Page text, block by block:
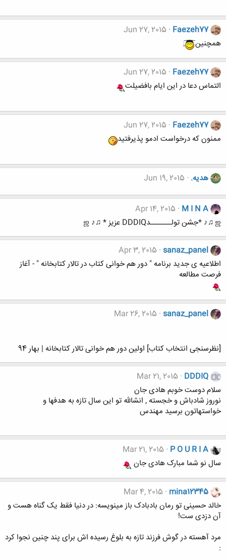
Faezeh77
Jun 27, 2015
همچنین
Faezeh77
Jun 27, 2015
التماس دعا در این ایام بافضیلت
Faezeh77
Jun 27, 2015
ممنون که درخواست ادمو پذیرفتید
هدیه. Jun 19, 2015
M I N A
Apr 14, 2015
ஜ ♫♪ *جشن تولـــــــدDDDIQ عزیز * ♫♪ ஜ
sanaz_panel
Apr 3, 2015
اطلاعیه ی جدید برنامه " دور هم خوانی کتاب در تالار کتابخانه " - آغاز
فرصت مطالعه
sanaz_panel
Mar 26, 2015
[نظرسنجی انتخاب کتاب] اولین دور هم خوانی تالار کتابخانه | بهار 94
DDDIQ
Mar 21, 2015
سلام دوست خوبم هادی جان
نوروز شادباش و خجسته , انشالله تو این سال تازه به هدفها و
خواستهاتون برسید مهندس
P O U R I A
Mar 21, 2015
سال نو شما مبارک هادی جان
mina12345
Mar 4, 2015
خالد حسینی تو رمان بادبادک باز مینویسه: در دنیا فقط یک گناه هست و
آن دزدی ست!
ﻣﺮﺩ ﺁﻫﺴﺘﻪ ﺩﺭ ﮔﻮﺵ ﻓﺮﺯﻧﺪ ﺗﺎﺯﻩ ﺑﻪ ﺑﻠﻮﻍ ﺭﺳﯿﺪﻩ ﺍﺵ ﺑﺮﺍﯼ ﭘﻨﺪ ﭼﻨﯿﻦ ﻧﺠﻮﺍ ﮐﺮﺩ
: